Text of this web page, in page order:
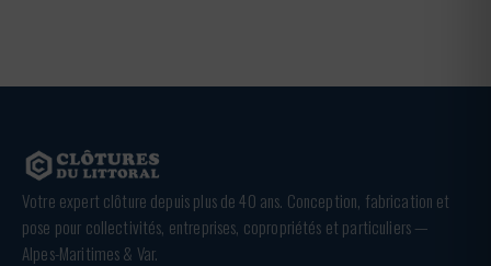
Votre expert clôture depuis plus de 40 ans. Conception, fabrication et
pose pour collectivités, entreprises, copropriétés et particuliers —
Alpes-Maritimes & Var.